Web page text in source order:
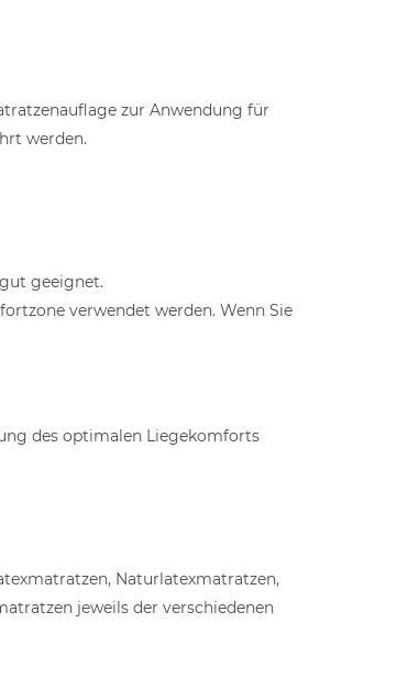
zur Anwendung für
werden.
geeignet.
verwendet werden. Wenn Sie
des optimalen Liegekomforts
Naturlatexmatratzen,
jeweils der verschiedenen